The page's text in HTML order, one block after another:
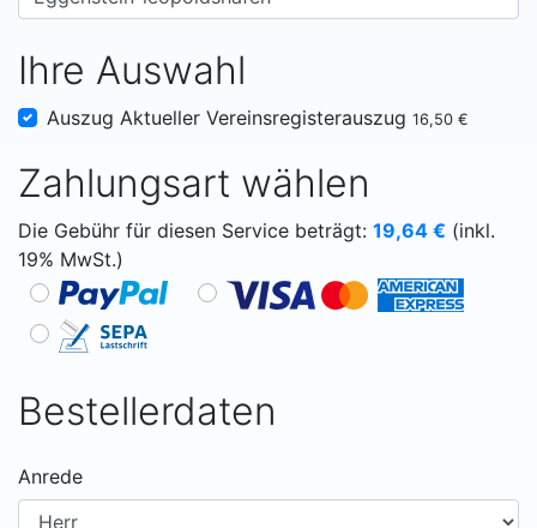
Ihre Auswahl
Auszug Aktueller Vereinsregisterauszug 16,50 €
Zahlungsart wählen
Die Gebühr für diesen Service beträgt: 19,64 € (inkl.
19% MwSt.)
Bestellerdaten
Anrede